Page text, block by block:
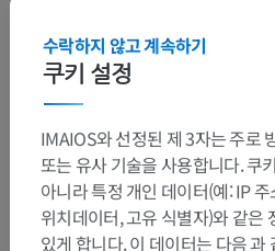
동물 비교 해부학
번역
쿠키 설정
수락하지 않고 계속하기
IMAIOS와 선정된 제 3자는 주로
또는 유사 기술을 사용합니다. 쿠
아니라 특정 개인 데이터(예: IP
위치데이터, 고유 식별자)와 같은
있게 합니다. 이 데이터는 다음 과